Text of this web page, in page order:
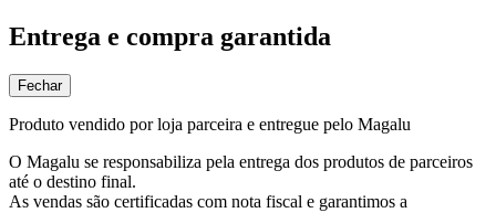
Entrega e compra garantida
Fechar
Produto vendido por loja parceira e entregue pelo Magalu
O Magalu se responsabiliza pela entrega dos produtos de parceiros
até o destino final.
As vendas são certificadas com nota fiscal e garantimos a